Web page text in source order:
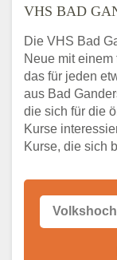
VHS
VHS
und
VHS BAD
Die VHS Bad
Neue mit
das für jeden
aus Bad
die sich für die
Kurse
Kurse, die sich